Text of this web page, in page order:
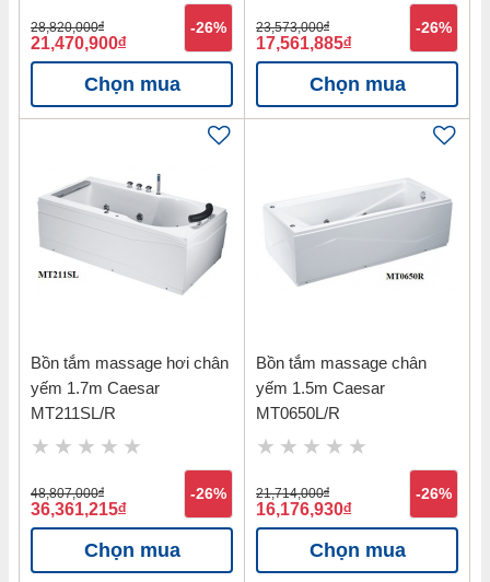
28,820,000đ
21,470,900đ
-26%
Chọn mua
23,573,000đ
17,561,885đ
-26%
Chọn mua
Bồn tắm massage hơi chân
yếm 1.7m Caesar
MT211SL/R
48,807,000đ
36,361,215đ
-26%
Chọn mua
Bồn tắm massage chân
yếm 1.5m Caesar
MT0650L/R
21,714,000đ
16,176,930đ
-26%
Chọn mua